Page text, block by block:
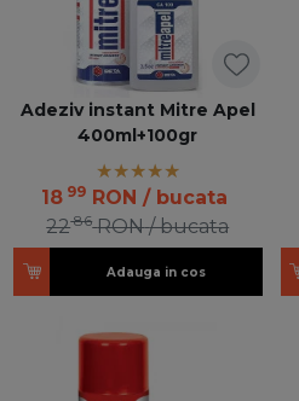
Adeziv instant Mitre Apel
400ml+100gr
18 99 RON / bucata
2286 RON / bucata
Adauga in cos